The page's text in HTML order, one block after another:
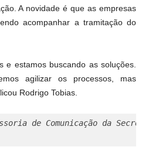
A novidade é que as empresas
acompanhar a tramitação do
e estamos buscando as soluções.
agilizar os processos, mas
Rodrigo Tobias.
de Comunicação da